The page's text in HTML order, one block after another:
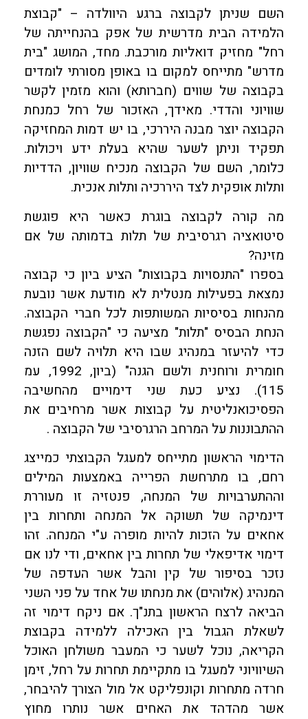
השם שניתן לקבוצה ברגע היוולדה – "קבוצת
הלמידה הבית מדרשית של אפק בהנחייתה של
רחל" מחזיק דואליות מורכבת. מחד, המושג "בית
מדרש" מתייחס למקום בו באופן מסורתי לומדים
בקבוצה של שווים (חברותא) והוא מזמין לקשר
שוויוני והדדי. מאידך, האזכור של רחל כמנחת
הקבוצה יוצר מבנה היררכי, בו יש דמות המחזיקה
תפקיד וניתן לשער שהיא בעלת ידע ויכולות.
כלומר, השם של הקבוצה מנכיח שוויון, הדדיות
ותלות אופקית לצד היררכיה ותלות אנכית.
מה קורה לקבוצה בוגרת כאשר היא פוגשת
סיטואציה רגרסיבית של תלות בדמותה של אם
מזינה?
בספרו "התנסויות בקבוצות" הציע ביון כי קבוצה
נמצאת בפעילות מנטלית לא מודעת אשר נובעת
מהנחות בסיסיות המשותפות לכל חברי הקבוצה.
הנחת הבסיס "תלות" מציעה כי "הקבוצה נפגשת
כדי להיעזר במנהיג שבו היא תלויה לשם הזנה
חומרית ורוחנית ולשם הגנה" (ביון, 1992, עמ
115). נציע כעת שני דימויים מהחשיבה
הפסיכואנליטית על קבוצות אשר מרחיבים את
ההתבוננות על המרחב הרגרסיבי של הקבוצה .
הדימוי הראשון מתייחס למעגל הקבוצתי כמייצג
רחם, בו מתרחשת הפרייה באמצעות המילים
וההתערבויות של המנחה, פנטזיה זו מעוררת
דינמיקה של תשוקה אל המנחה ותחרות בין
אחאים על הזכות להיות מופרה ע"י המנחה. זהו
דימוי אדיפאלי של תחרות בין אחאים, ודי לנו אם
נזכר בסיפור של קין והבל אשר העדפה של
המנהיג (אלוהים) את מנחתו של אחד על פני השני
הביאה לרצח הראשון בתנ"ך. אם ניקח דימוי זה
לשאלת הגבול בין האכילה ללמידה בקבוצת
הקריאה, נוכל לשער כי המעבר משולחן האוכל
השיוויוני למעגל בו מתקיימת תחרות על רחל, זימן
חרדה מתחרות וקונפליקט אל מול הצורך להיבחר,
אשר מהדהד את האחים אשר נותרו מחוץ